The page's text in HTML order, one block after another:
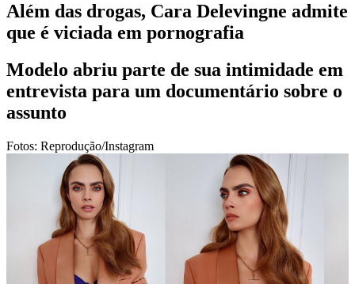
Além das drogas, Cara Delevingne admite
que é viciada em pornografia
Modelo abriu parte de sua intimidade em
entrevista para um documentário sobre o
assunto
Fotos: Reprodução/Instagram